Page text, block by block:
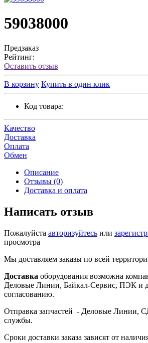
59038000
Предзаказ
Рейтинг:
Оставить отзыв
В корзину Купить в один клик
Код товара:
Качество
Доставка
Оплата
Обмен
Описание
Отзывы (0)
Доставка и оплата
Написать отзыв
Пожалуйста авторизуйтесь или
просмотра
Мы доставляем заказы по всей
Доставка оборудования возможна
Деловые Линии, Байкал-Сервис, ПЭК и
согласованию.
Отправка запчастей - Деловые Линии,
службы.
Сроки доставки заказа зависят от